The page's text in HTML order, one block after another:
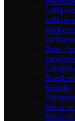
Kikkert
Buer /
Buepile